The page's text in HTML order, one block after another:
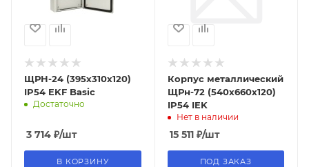
ЩРН-24 (395х310х120)
IP54 EKF Basic
Достаточно
3 714 ₽/шт
В КОРЗИНУ
Корпус металлический
ЩРн-72 (540х660х120)
IP54 IEK
Нет в наличии
15 511₽/шт
ПОД ЗАКАЗ